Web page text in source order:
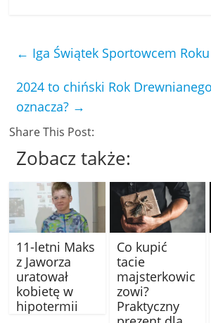
← Iga Świątek Sportowcem
2024 to chiński Rok
oznacza? →
Share This Post:
Zobacz także:
11-letni Maks
z Jaworza
uratował
kobietę w
hipotermii
Co kupić
tacie
majsterkowic
zowi?
Praktyczny